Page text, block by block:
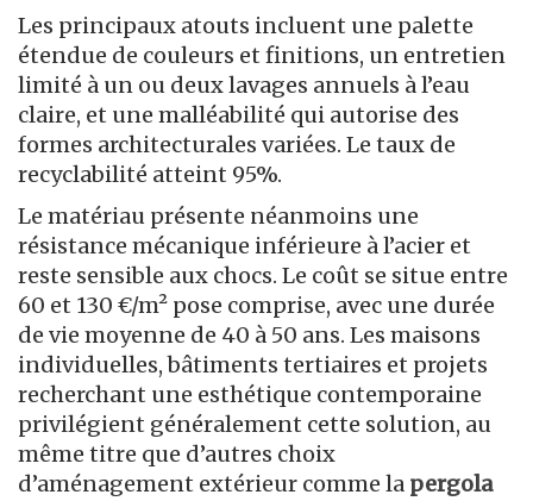
Les principaux atouts incluent une palette
étendue de couleurs et finitions, un entretien
limité à un ou deux lavages annuels à l’eau
claire, et une malléabilité qui autorise des
formes architecturales variées. Le taux de
recyclabilité atteint 95%.
Le matériau présente néanmoins une
résistance mécanique inférieure à l’acier et
reste sensible aux chocs. Le coût se situe entre
60 et 130 €/m² pose comprise, avec une durée
de vie moyenne de 40 à 50 ans. Les maisons
individuelles, bâtiments tertiaires et projets
recherchant une esthétique contemporaine
privilégient généralement cette solution, au
même titre que d’autres choix
d’aménagement extérieur comme la pergola